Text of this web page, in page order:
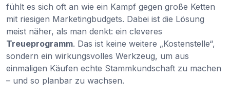
fühlt es sich oft an wie ein Kampf gegen große Ketten
mit riesigen Marketingbudgets. Dabei ist die Lösung
meist näher, als man denkt: ein cleveres
Treueprogramm. Das ist keine weitere „Kostenstelle“,
sondern ein wirkungsvolles Werkzeug, um aus
einmaligen Käufen echte Stammkundschaft zu machen
– und so planbar zu wachsen.